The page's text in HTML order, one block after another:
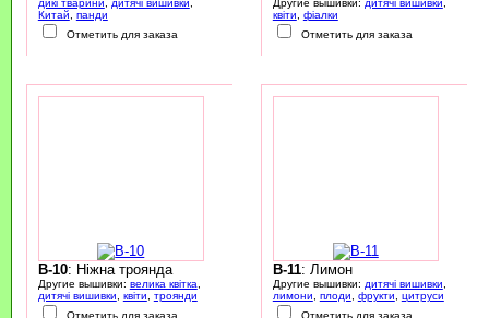
дикі тварини
дитячі вишивки
Китай
панди
Отметить для заказа
Другие вышивки: дитячі вишивки
квіти
фіалки
Отметить для заказа
B-10: Ніжна троянда
Другие вышивки: велика квітка
дитячі вишивки
квіти
троянди
Отметить для заказа
B-11: Лимон
Другие вышивки: дитячі вишивки
лимони
плоди фрукти
цитруси
Отметить для заказа